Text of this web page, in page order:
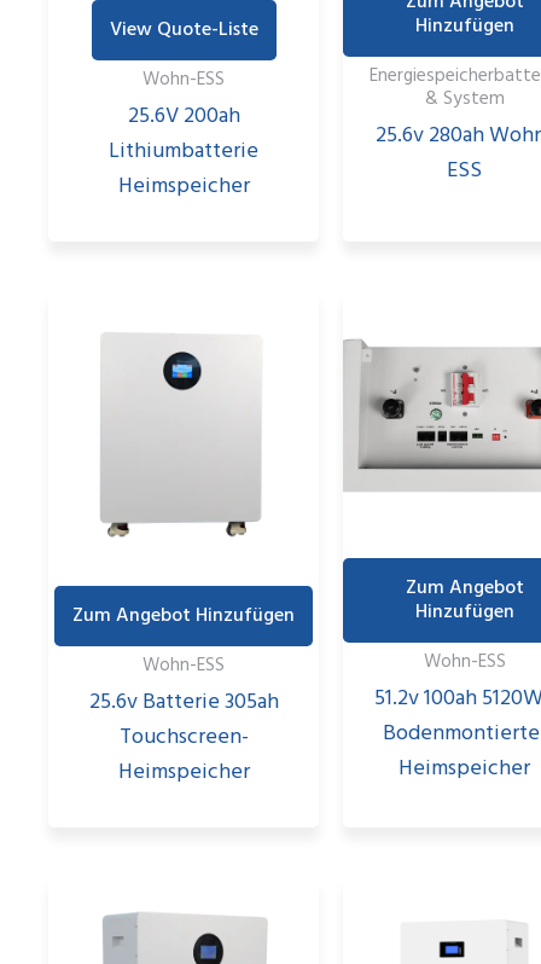
View Quote-Liste
Wohn-ESS
25.6V 200ah
Lithiumbatterie
Heimspeicher
Hinzufügen
& System
25.6v 280ah
ESS
Zum Angebot Hinzufügen
Wohn-ESS
25.6v Batterie 305ah
Touchscreen-
Heimspeicher
Zum Angebot
Hinzufügen
Wohn-ESS
51.2v 100ah
Heimspeicher